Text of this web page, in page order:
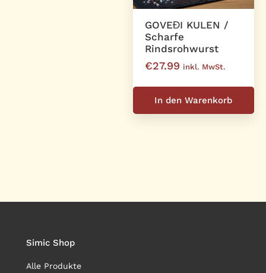
GOVEĐI KULEN /
Scharfe
Rindsrohwurst
€27.99 inkl. MwSt.
In den Warenkorb
Simic Shop
Alle Produkte